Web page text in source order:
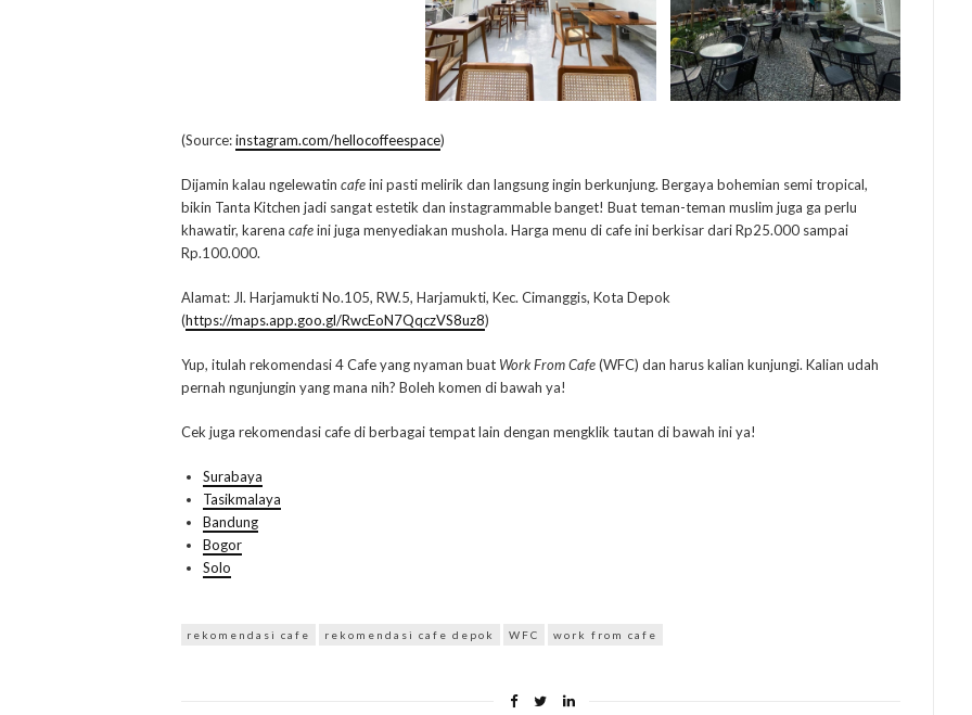
(Source:instagram.com/hellocoffeespace)
Dijamin kalau ngelewatin cafeini pasti melirik dan langsung ingin berkunjung. Bergaya bohemian semi tropical,
bikin Tanta Kitchen jadi sangat estetik dan instagrammable banget! Buat teman-teman muslim juga ga perlu
khawatir, karena cafeini juga menyediakan mushola. Harga menu di cafe ini berkisar dari Rp25.000 sampai
Rp.100.000.
Alamat: Jl. Harjamukti No.105, RW.5, Harjamukti, Kec. Cimanggis, Kota Depok
(https://maps.app.goo.gl/RwcEoN7QqczVS8uz8)
Yup, itulah rekomendasi 4 Cafe yang nyaman buat Work From Cafe(WFC) dan harus kalian kunjungi. Kalian udah
pernah ngunjungin yang mana nih? Boleh komen di bawah ya!
Cek juga rekomendasi cafe di berbagai tempat lain dengan mengklik tautan di bawah ini ya!
Surabaya
Tasikmalaya
Bandung
Bogor
Solo
rekomendasi cafe rekomendasi cafe depok WFC work from cafe